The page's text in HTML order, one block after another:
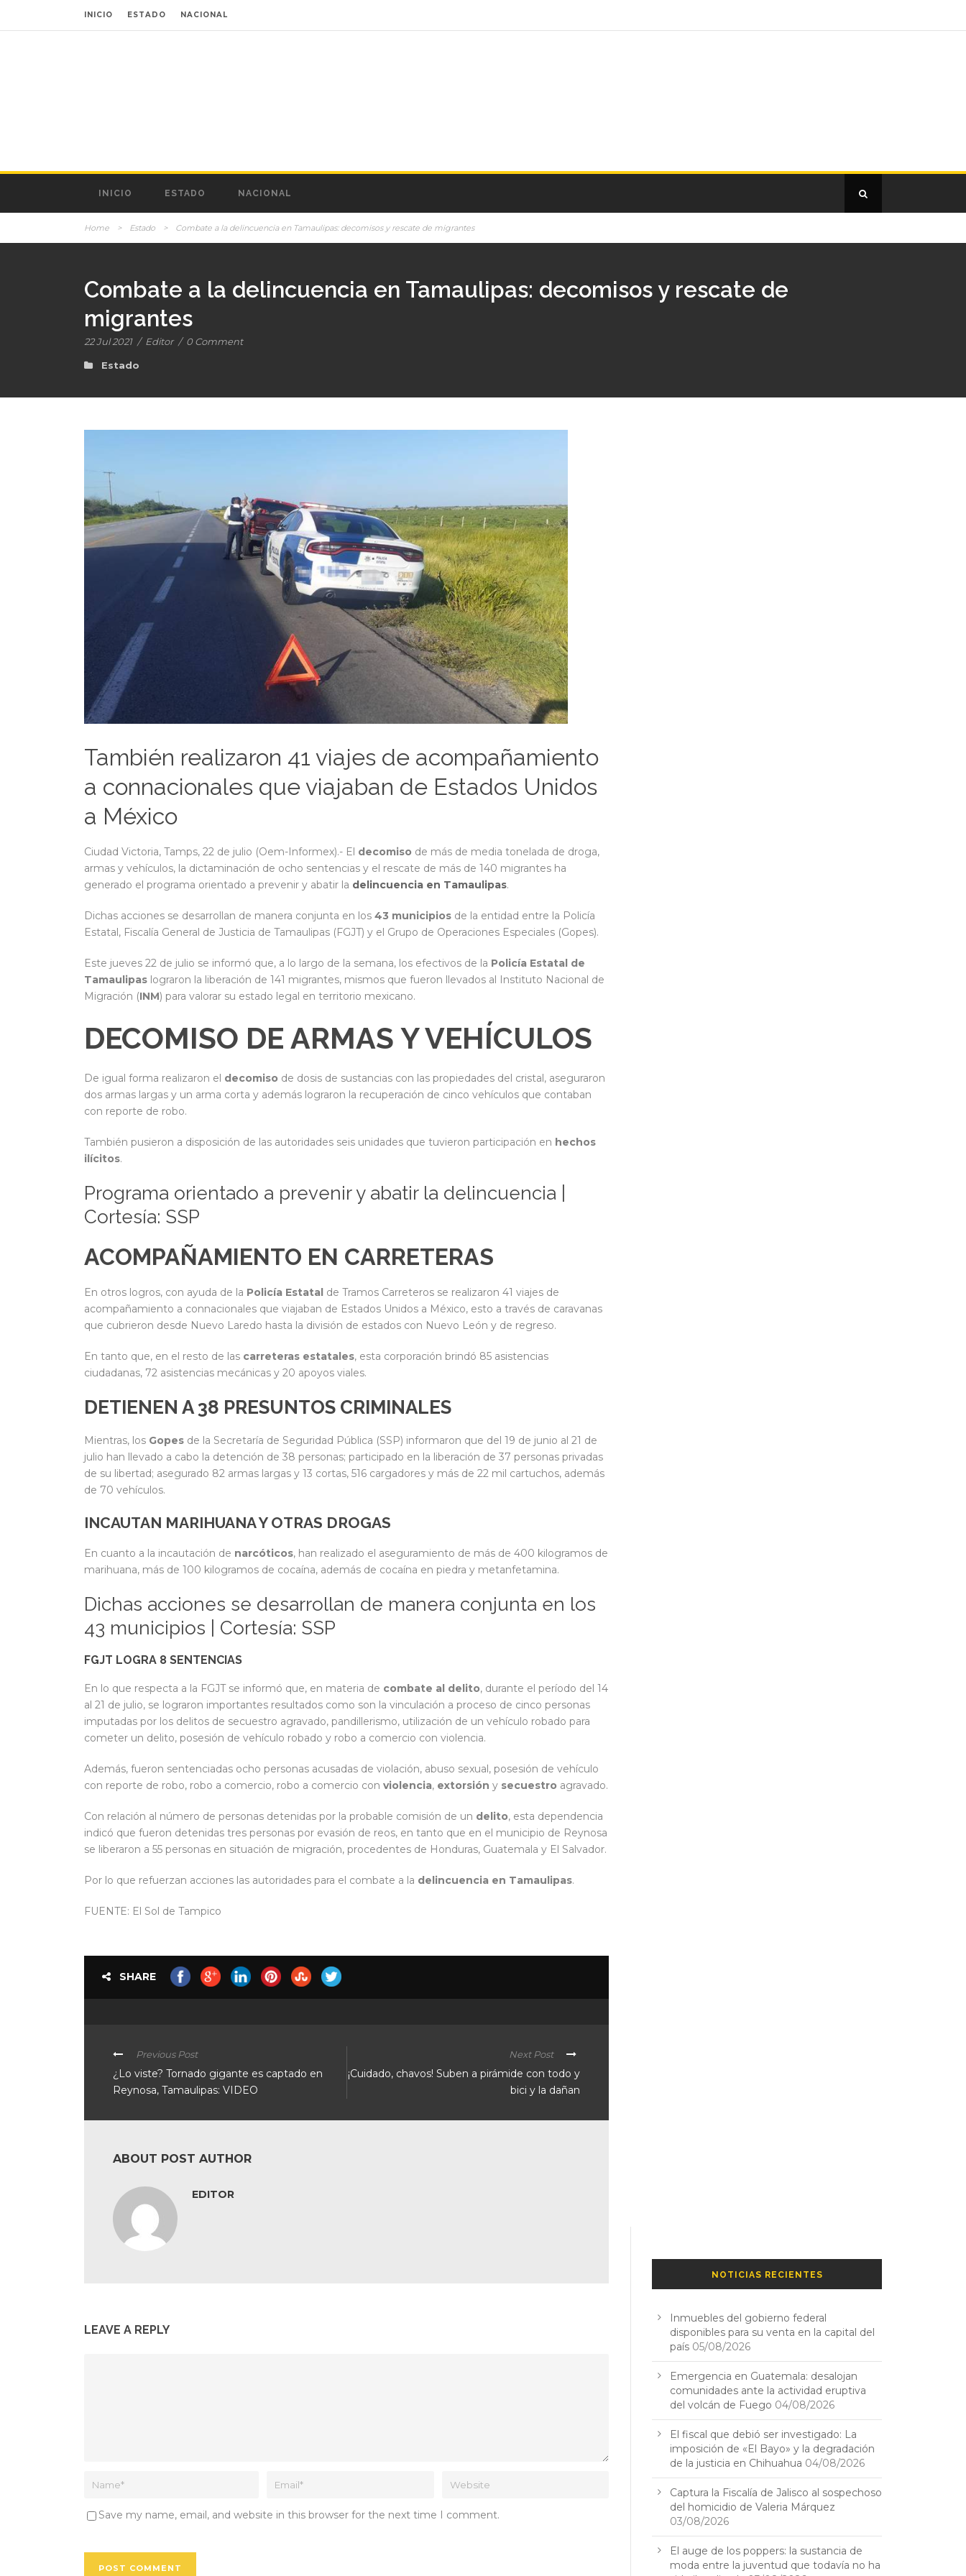
INICIO ESTADO NACIONAL
INICIO ESTADO NACIONAL
Home > Estado > Combate a la delincuencia en Tamaulipas: decomisos y rescate de migrantes
Combate a la delincuencia en Tamaulipas: decomisos y rescate de
migrantes
22 Jul 2021 / Editor / 0 Comment
Estado
También realizaron 41 viajes de acompañamiento
a connacionales que viajaban de Estados Unidos
a México
Ciudad Victoria, Tamps, 22 de julio (Oem-Informex).- El decomiso de más de media tonelada de droga,
armas y vehículos, la dictaminación de ocho sentencias y el rescate de más de 140 migrantes ha
generado el programa orientado a prevenir y abatir la delincuencia en Tamaulipas.
Dichas acciones se desarrollan de manera conjunta en los 43 municipios de la entidad entre la Policía
Estatal, Fiscalía General de Justicia de Tamaulipas (FGJT) y el Grupo de Operaciones Especiales (Gopes).
Este jueves 22 de julio se informó que, a lo largo de la semana, los efectivos de la Policía Estatal de
Tamaulipas lograron la liberación de 141 migrantes, mismos que fueron llevados al Instituto Nacional de
Migración (INM) para valorar su estado legal en territorio mexicano.
DECOMISO DE ARMAS Y VEHÍCULOS
De igual forma realizaron el decomiso de dosis de sustancias con las propiedades del cristal, aseguraron
dos armas largas y un arma corta y además lograron la recuperación de cinco vehículos que contaban
con reporte de robo.
También pusieron a disposición de las autoridades seis unidades que tuvieron participación en hechos
ilícitos.
Programa orientado a prevenir y abatir la delincuencia |
Cortesía: SSP
ACOMPAÑAMIENTO EN CARRETERAS
En otros logros, con ayuda de la Policía Estatal de Tramos Carreteros se realizaron 41 viajes de
acompañamiento a connacionales que viajaban de Estados Unidos a México, esto a través de caravanas
que cubrieron desde Nuevo Laredo hasta la división de estados con Nuevo León y de regreso.
En tanto que, en el resto de las carreteras estatales, esta corporación brindó 85 asistencias
ciudadanas, 72 asistencias mecánicas y 20 apoyos viales.
DETIENEN A 38 PRESUNTOS CRIMINALES
Mientras, los Gopes de la Secretaría de Seguridad Pública (SSP) informaron que del 19 de junio al 21 de
julio han llevado a cabo la detención de 38 personas; participado en la liberación de 37 personas privadas
de su libertad; asegurado 82 armas largas y 13 cortas, 516 cargadores y más de 22 mil cartuchos, además
de 70 vehículos.
INCAUTAN MARIHUANA Y OTRAS DROGAS
En cuanto a la incautación de narcóticos, han realizado el aseguramiento de más de 400 kilogramos de
marihuana, más de 100 kilogramos de cocaína, además de cocaína en piedra y metanfetamina.
Dichas acciones se desarrollan de manera conjunta en los
43 municipios | Cortesía: SSP
FGJT LOGRA 8 SENTENCIAS
En lo que respecta a la FGJT se informó que, en materia de combate al delito, durante el período del 14
al 21 de julio, se lograron importantes resultados como son la vinculación a proceso de cinco personas
imputadas por los delitos de secuestro agravado, pandillerismo, utilización de un vehículo robado para
cometer un delito, posesión de vehículo robado y robo a comercio con violencia.
Además, fueron sentenciadas ocho personas acusadas de violación, abuso sexual, posesión de vehículo
con reporte de robo, robo a comercio, robo a comercio con violencia, extorsión y secuestro agravado.
Con relación al número de personas detenidas por la probable comisión de un delito, esta dependencia
indicó que fueron detenidas tres personas por evasión de reos, en tanto que en el municipio de Reynosa
se liberaron a 55 personas en situación de migración, procedentes de Honduras, Guatemala y El Salvador.
Por lo que refuerzan acciones las autoridades para el combate a la delincuencia en Tamaulipas.
FUENTE: El Sol de Tampico
SHARE
Previous Post
¿Lo viste? Tornado gigante es captado en
Reynosa, Tamaulipas: VIDEO
Next Post
¡Cuidado, chavos! Suben a pirámide con todo y
bici y la dañan
ABOUT POST AUTHOR
EDITOR
LEAVE A REPLY
Save my name, email, and website in this browser for the next time I comment.
NOTICIAS RECIENTES
Inmuebles del gobierno federal
disponibles para su venta en la capital del
país 05/08/2026
Emergencia en Guatemala: desalojan
comunidades ante la actividad eruptiva
del volcán de Fuego 04/08/2026
El fiscal que debió ser investigado: La
imposición de «El Bayo» y la degradación
de la justicia en Chihuahua 04/08/2026
Captura la Fiscalía de Jalisco al sospechoso
del homicidio de Valeria Márquez
03/08/2026
El auge de los poppers: la sustancia de
moda entre la juventud que todavía no ha